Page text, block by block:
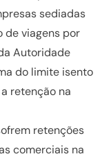
sediadas
de viagens por
Autoridade
do limite isento
retenção na
retenções
comerciais na